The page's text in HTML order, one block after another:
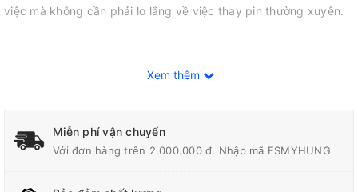
việc mà không cần phải lo lắng về việc thay pin thường xuyên.
được trang bị động cơ mạnh mẽ và tốc độ
dùng tiết kiệm được thời gian và công sức trong quá trình làm
việc.
Xem thêm
Miễn phí vận chuyển
Với đơn hàng trên 2.000.000 đ. Nhập mã FSMYHUNG